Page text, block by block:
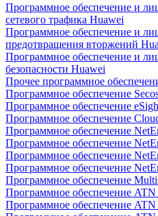
Программное обеспечение и
сетевого трафика Huawei
Программное обеспечение и
предотвращения вторжений
Программное обеспечение и
безопасности Huawei
Прочее программное
Программное обеспечение
Программное обеспечение
Программное обеспечение
Программное обеспечение
Программное обеспечение
Программное обеспечение
Программное обеспечение
Программное обеспечение
Программное обеспечение ATN
Программное обеспечение ATN